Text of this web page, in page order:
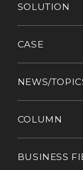
SOLUTION
CASE
NEWS/
COLUMN
BUSINESS